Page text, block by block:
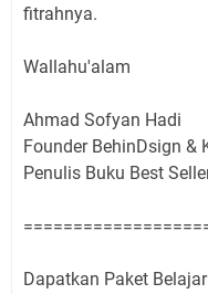
fitrahnya.
Wallahu'alam
Ahmad Sofyan Hadi
Founder BehinDsign &
Penulis Buku Best
Dapatkan Paket